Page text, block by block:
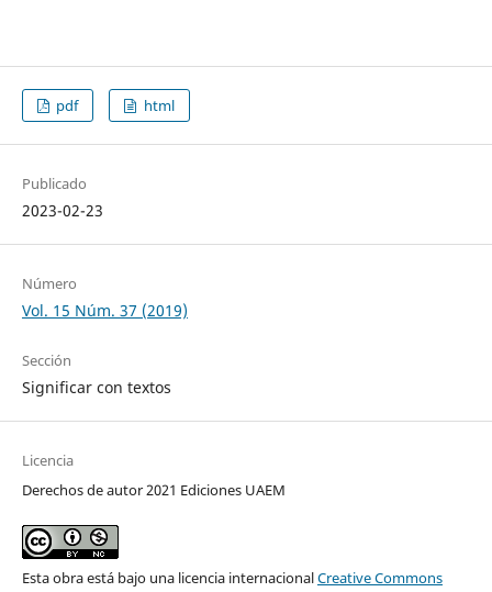
pdf html
Publicado
2023-02-23
Número
Vol. 15 Núm. 37 (2019)
Sección
Significar con textos
Licencia
Derechos de autor 2021 Ediciones UAEM
Esta obra está bajo una licencia internacionalCreative Commons